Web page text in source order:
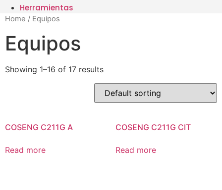
Herramientas
Home / Equipos
Equipos
Showing 1–16 of 17 results
COSENG C211G A
Read more
COSENG C211G CIT
Read more